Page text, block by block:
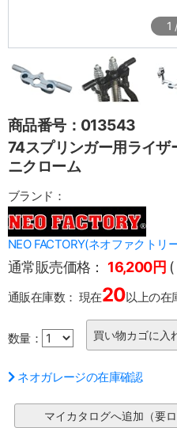
1
商品番号：013543
74スプリンガー用ライザ
ニクローム
ブランド：
NEO FACTORY(ネオファクトリ
通常販売価格： 16,200円
通販在庫数： 現在20以上の在
数量：
ネオガレージの在庫確認